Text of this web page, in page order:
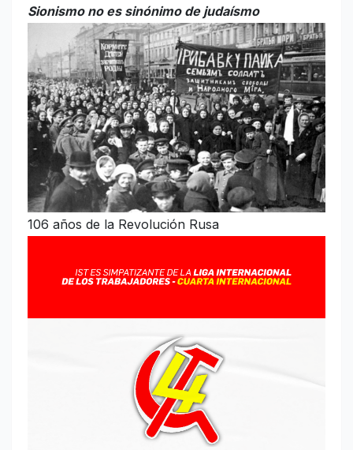
Sionismo no es sinónimo de judaísmo
106 años de la Revolución Rusa